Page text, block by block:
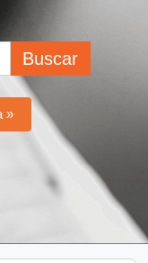
Buscar
»